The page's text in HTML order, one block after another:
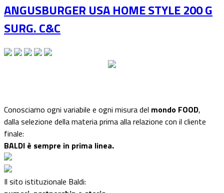
ANGUSBURGER USA HOME STYLE 200 G
SURG. C&C
Conosciamo ogni variabile e ogni misura del mondo FOOD,
dalla selezione della materia prima alla relazione con il cliente
finale:
BALDI è sempre in prima linea.
Il sito istituzionale Baldi: